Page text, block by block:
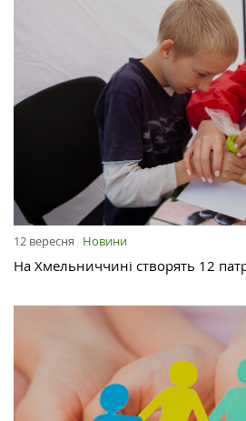
12 вересня Новини
На Хмельниччині створять 12